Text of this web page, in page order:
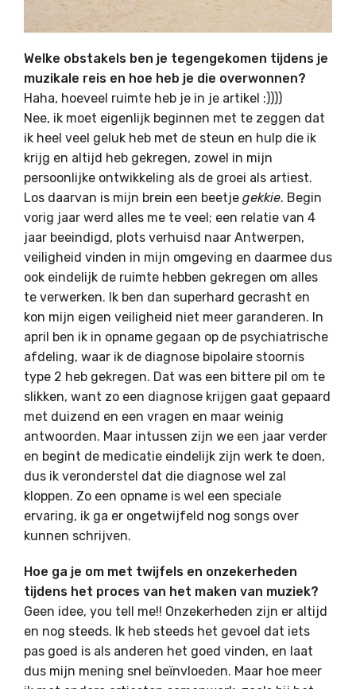
Welke obstakels ben je tegengekomen tijdens je
muzikale reis en hoe heb je die overwonnen?
Haha, hoeveel ruimte heb je in je artikel :))))
Nee, ik moet eigenlijk beginnen met te zeggen dat
ik heel veel geluk heb met de steun en hulp die ik
krijg en altijd heb gekregen, zowel in mijn
persoonlijke ontwikkeling als de groei als artiest.
Los daarvan is mijn brein een beetje gekkie. Begin
vorig jaar werd alles me te veel; een relatie van 4
jaar beeindigd, plots verhuisd naar Antwerpen,
veiligheid vinden in mijn omgeving en daarmee dus
ook eindelijk de ruimte hebben gekregen om alles
te verwerken. Ik ben dan superhard gecrasht en
kon mijn eigen veiligheid niet meer garanderen. In
april ben ik in opname gegaan op de psychiatrische
afdeling, waar ik de diagnose bipolaire stoornis
type 2 heb gekregen. Dat was een bittere pil om te
slikken, want zo een diagnose krijgen gaat gepaard
met duizend en een vragen en maar weinig
antwoorden. Maar intussen zijn we een jaar verder
en begint de medicatie eindelijk zijn werk te doen,
dus ik veronderstel dat die diagnose wel zal
kloppen. Zo een opname is wel een speciale
ervaring, ik ga er ongetwijfeld nog songs over
kunnen schrijven.
Hoe ga je om met twijfels en onzekerheden
tijdens het proces van het maken van muziek?
Geen idee, you tell me!! Onzekerheden zijn er altijd
en nog steeds. Ik heb steeds het gevoel dat iets
pas goed is als anderen het goed vinden, en laat
dus mijn mening snel beïnvloeden. Maar hoe meer